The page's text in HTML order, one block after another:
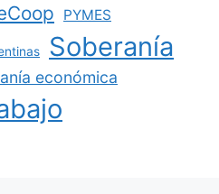
PYMES
Soberanía
económica